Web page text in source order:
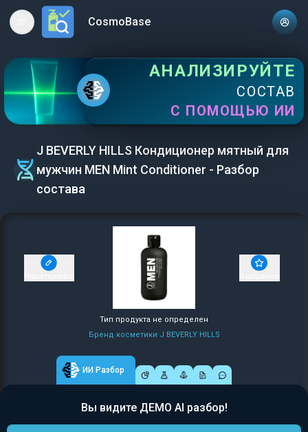
Open main menuCosmoBase
АНАЛИЗИРУЙТЕ
СОСТАВ
С ПОМОЩЬЮ ИИ
J BEVERLY HILLS Кондиционер мятный для
мужчин MEN Mint Conditioner - Разбор
состава
Тип продукта не определен
Бренд косметики J BEVERLY HILLS
ИИ Разбор
Вы видите ДЕМО AI разбор!